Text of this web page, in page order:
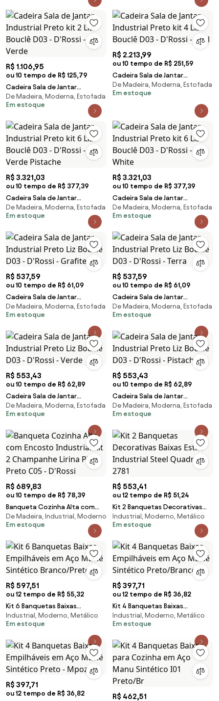
R$ 1.106,95
ou 10 tempo de R$ 125,79
Cadeira Sala de Jantar
Industrial Preto kit 2 Liz Bouclê
D03 - D'Rossi - Verde
De Madeira, Moderna, Estofada
Em estoque
R$ 2.213,99
ou 10 tempo de R$ 251,59
Cadeira Sala de Jantar
Industrial Preto kit 4 Liz Bouclê
D03 - D'Rossi - Azul
De Madeira, Moderna, Estofada
Em estoque
R$ 3.321,03
ou 10 tempo de R$ 377,39
Cadeira Sala de Jantar
Industrial Preto kit 6 Liz Bouclê
D03 - D'Rossi - Verde Pistache
De Madeira, Moderna, Estofada
Em estoque
R$ 3.321,03
ou 10 tempo de R$ 377,39
Cadeira Sala de Jantar
Industrial Preto kit 6 Liz Bouclê
D03 - D'Rossi - Off White
De Madeira, Moderna, Estofada
Em estoque
R$ 537,59
ou 10 tempo de R$ 61,09
Cadeira Sala de Jantar
Industrial Preto Liz Bouclê D03 -
D'Rossi - Grafite
De Madeira, Moderna, Estofada
Em estoque
R$ 537,59
ou 10 tempo de R$ 61,09
Cadeira Sala de Jantar
Industrial Preto Liz Bouclê D03 -
D'Rossi - Terra
De Madeira, Moderna, Estofada
Em estoque
R$ 553,43
ou 10 tempo de R$ 62,89
Cadeira Sala de Jantar
Industrial Preto Liz Bouclê D03 -
D'Rossi - Verde
De Madeira, Moderna, Estofada
Em estoque
R$ 553,43
ou 10 tempo de R$ 62,89
Cadeira Sala de Jantar
Industrial Preto Liz Bouclê D03 -
D'Rossi - Pistache
De Madeira, Moderna, Estofada
Em estoque
R$ 689,83
ou 10 tempo de R$ 78,39
Banqueta Cozinha Alta com
Encosto Industrial Kit 2
Champanhe Lirina PU Preto C05
De Madeira, Industrial, Moderno
Em estoque
R$ 553,41
ou 12 tempo de R$ 51,24
Kit 2 Banquetas Decorativas
Baixas Estilo Industrial Steel
Quadra 2781
Industrial, Moderno, Metálico
Em estoque
R$ 597,51
ou 12 tempo de R$ 55,32
Kit 6 Banquetas Baixas
Empilháveis em Aço Maviê
Sintético Branco/Preto
Industrial, Moderno, Metálico
Em estoque
R$ 397,71
ou 12 tempo de R$ 36,82
Kit 4 Banquetas Baixas
Empilháveis em Aço Maviê
Sintético Preto/Branco
Industrial, Moderno, Metálico
Em estoque
R$ 397,71
ou 12 tempo de R$ 36,82
R$ 462,51